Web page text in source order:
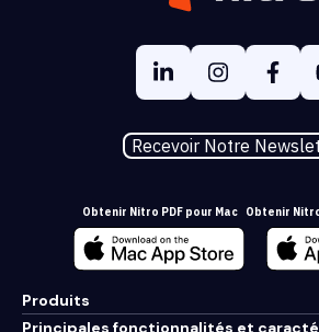
Recevoir Notre
Obtenir Nitro PDF pour Mac Obtenir
Produits
Principales fonctionnalités et